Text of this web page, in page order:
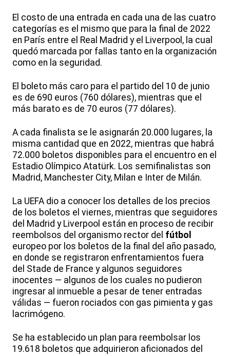
El costo de una entrada en cada una de las cuatro
categorías es el mismo que para la final de 2022
en París entre el Real Madrid y el Liverpool, la cual
quedó marcada por fallas tanto en la organización
como en la seguridad.
El boleto más caro para el partido del 10 de junio
es de 690 euros (760 dólares), mientras que el
más barato es de 70 euros (77 dólares).
A cada finalista se le asignarán 20.000 lugares, la
misma cantidad que en 2022, mientras que habrá
72.000 boletos disponibles para el encuentro en el
Estadio Olímpico Atatürk. Los semifinalistas son
Madrid, Manchester City, Milan e Inter de Milán.
La UEFA dio a conocer los detalles de los precios
de los boletos el viernes, mientras que seguidores
del Madrid y Liverpool están en proceso de recibir
reembolsos del organismo rector del fútbol
europeo por los boletos de la final del año pasado,
en donde se registraron enfrentamientos fuera
del Stade de France y algunos seguidores
inocentes — algunos de los cuales no pudieron
ingresar al inmueble a pesar de tener entradas
válidas — fueron rociados con gas pimienta y gas
lacrimógeno.
Se ha establecido un plan para reembolsar los
19.618 boletos que adquirieron aficionados del